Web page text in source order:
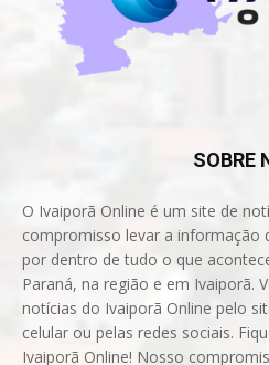
SOBRE
O Ivaiporã Online é um site de
compromisso levar a informação
por dentro de tudo o que
Paraná, na região e em Ivaiporã.
notícias do Ivaiporã Online pelo
celular ou pelas redes sociais.
Ivaiporã Online! Nosso